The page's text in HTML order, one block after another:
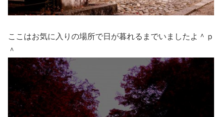
ここはお気に入りの場所で日が暮れるまでいましたよ＾ｐ
＾